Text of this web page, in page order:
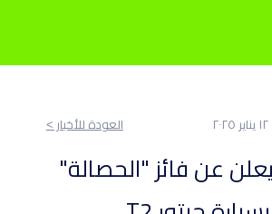
١٢ يناير ٢٠٢٥ العودة للأخبار ˂
عن فائز "الحصالة"